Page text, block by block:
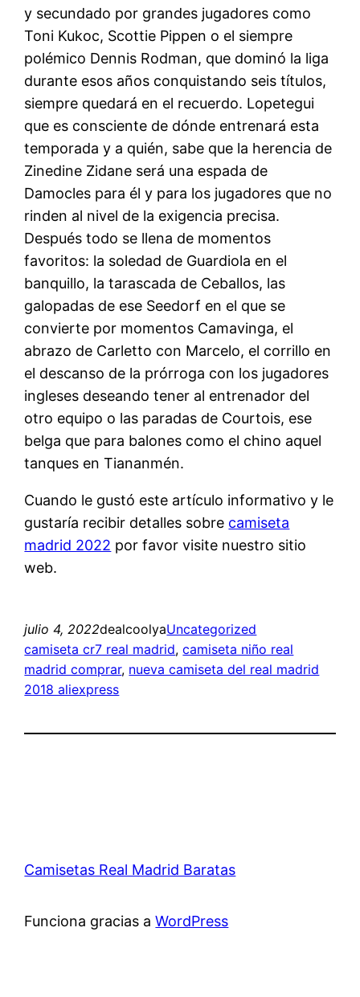
y secundado por grandes jugadores como
Toni Kukoc, Scottie Pippen o el siempre
polémico Dennis Rodman, que dominó la liga
durante esos años conquistando seis títulos,
siempre quedará en el recuerdo. Lopetegui
que es consciente de dónde entrenará esta
temporada y a quién, sabe que la herencia de
Zinedine Zidane será una espada de
Damocles para él y para los jugadores que no
rinden al nivel de la exigencia precisa.
Después todo se llena de momentos
favoritos: la soledad de Guardiola en el
banquillo, la tarascada de Ceballos, las
galopadas de ese Seedorf en el que se
convierte por momentos Camavinga, el
abrazo de Carletto con Marcelo, el corrillo en
el descanso de la prórroga con los jugadores
ingleses deseando tener al entrenador del
otro equipo o las paradas de Courtois, ese
belga que para balones como el chino aquel
tanques en Tiananmén.
Cuando le gustó este artículo informativo y le
gustaría recibir detalles sobre camiseta
madrid 2022 por favor visite nuestro sitio
web.
julio 4, 2022dealcoolyaUncategorized
camiseta cr7 real madrid, camiseta niño real
madrid comprar, nueva camiseta del real madrid
2018 aliexpress
Camisetas Real Madrid Baratas
Funciona gracias aWordPress